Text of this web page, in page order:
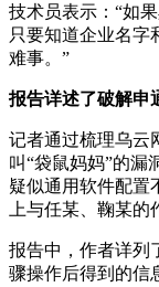
技术员表示：“如
只要知道企业名字
难事。”
报告详述了破解申
记者通过梳理乌云
叫“袋鼠妈妈”的漏
疑似通用软件配置
上与任某、鞠某的
报告中，作者详列
骤操作后得到的